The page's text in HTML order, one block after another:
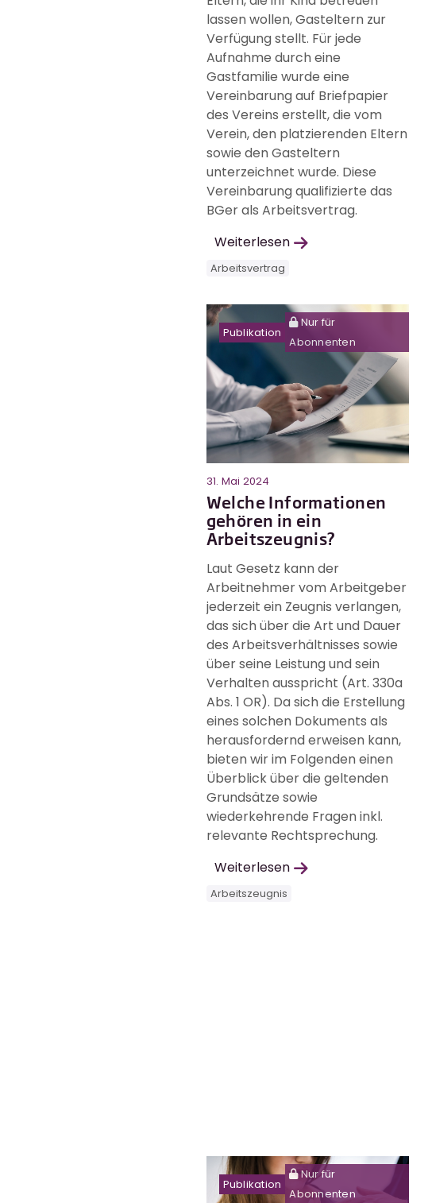
lassen wollen, Gasteltern zur
Verfügung stellt. Für jede
Aufnahme durch eine
Gastfamilie wurde eine
Vereinbarung auf Briefpapier
des Vereins erstellt, die vom
Verein, den platzierenden Eltern
sowie den Gasteltern
unterzeichnet wurde. Diese
Vereinbarung qualifizierte das
BGer als Arbeitsvertrag.
Weiterlesen
Arbeitsvertrag
Publikation
Nur für
Abonnenten
31. Mai 2024
Welche Informationen
gehören in ein
Arbeitszeugnis?
Laut Gesetz kann der
Arbeitnehmer vom Arbeitgeber
jederzeit ein Zeugnis verlangen,
das sich über die Art und Dauer
des Arbeitsverhältnisses sowie
über seine Leistung und sein
Verhalten ausspricht (Art. 330a
Abs. 1 OR). Da sich die Erstellung
eines solchen Dokuments als
herausfordernd erweisen kann,
bieten wir im Folgenden einen
Überblick über die geltenden
Grundsätze sowie
wiederkehrende Fragen inkl.
relevante Rechtsprechung.
Weiterlesen
Arbeitszeugnis
Publikation
Nur für
Abonnenten